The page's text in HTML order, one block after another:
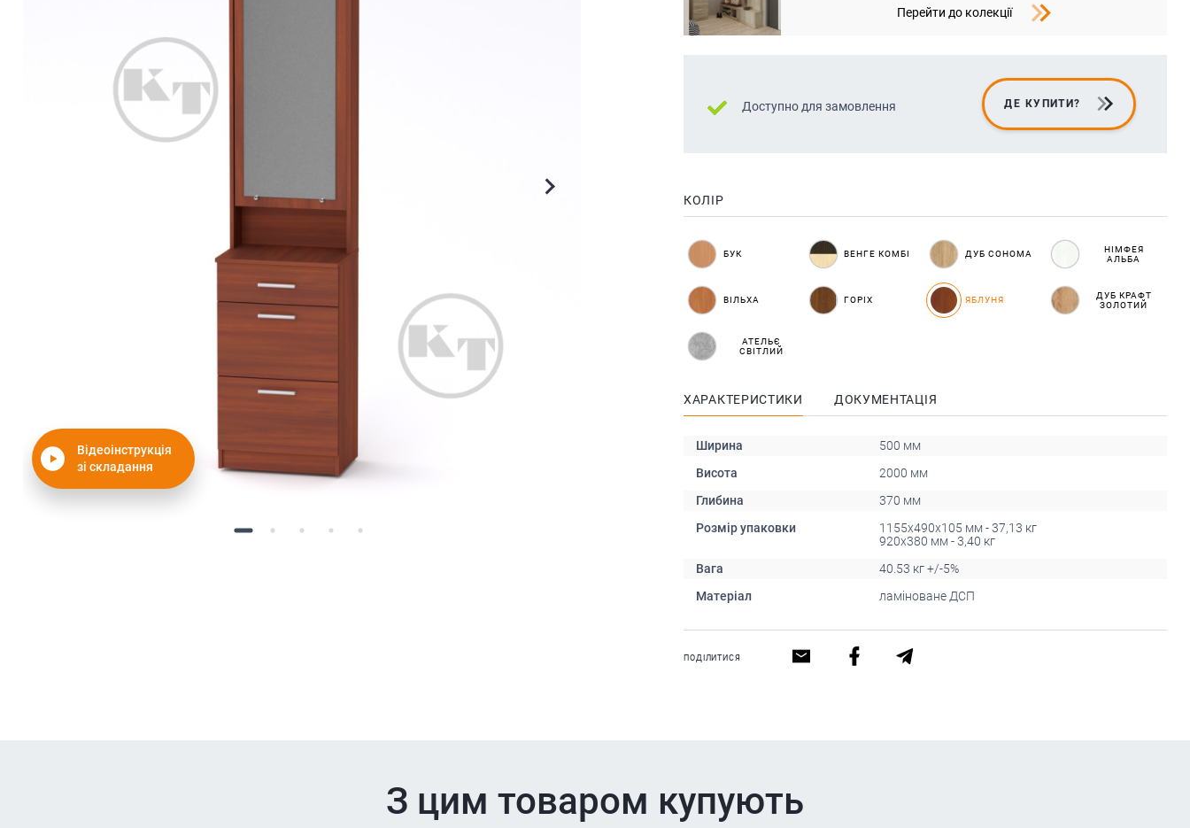
Відеоінструкція
зі складання
Перейти до колекції
Доступно для замовлення ДЕ КУПИТИ?
КОЛІР
БУК ВЕНГЕ КОМБІ ДУБ СОНОМА
НІМФЕЯ
АЛЬБА
ВІЛЬХА ГОРІХ ЯБЛУНЯ
ДУБ КРАФТ
ЗОЛОТИЙ
АТЕЛЬЄ
СВІТЛИЙ
ХАРАКТЕРИСТИКИ ДОКУМЕНТАЦІЯ
Ширина
500 мм
Висота
2000 мм
Глибина
370 мм
Розмір упаковки
1155х490х105 мм - 37,13 кг
920х380 мм - 3,40 кг
Вага
40.53 кг +/-5%
Матеріал
ламіноване ДСП
ПОДІЛИТИСЯ
З цим товаром купують